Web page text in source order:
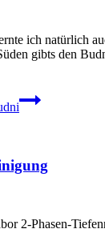
ich natürlich
gibts den
2-Phasen-